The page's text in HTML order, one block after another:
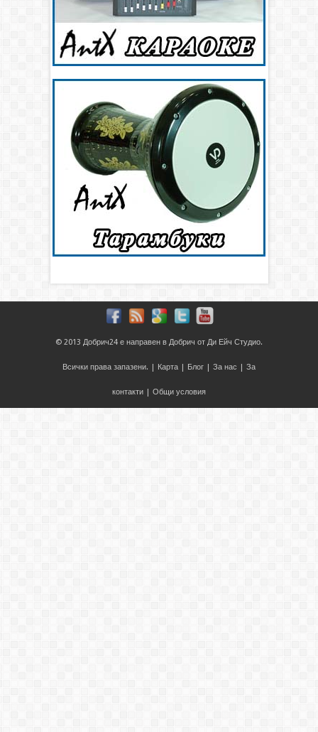
© 2013 Добрич24 е направен в Добрич от Ди Ейч Студио.
Всички права запазени. | Карта | Блог | За нас | За
контакти | Общи условия